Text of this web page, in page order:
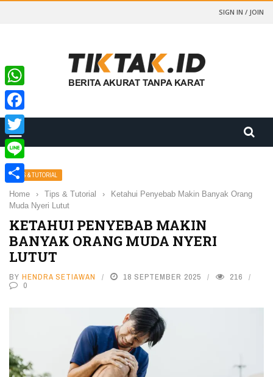
SIGN IN / JOIN
TIPS & TUTORIAL
Home › Tips & Tutorial ›
Ketahui Penyebab Makin Banyak Orang
Muda Nyeri Lutut
KETAHUI PENYEBAB MAKIN
BANYAK ORANG MUDA NYERI
LUTUT
BY HENDRA SETIAWAN 18 SEPTEMBER 2025
216
0
WhatsApp
Facebook
Twitter
Line
Share